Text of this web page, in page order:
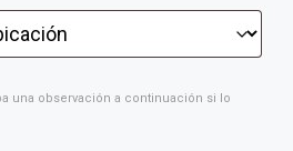
una observación a continuación si lo